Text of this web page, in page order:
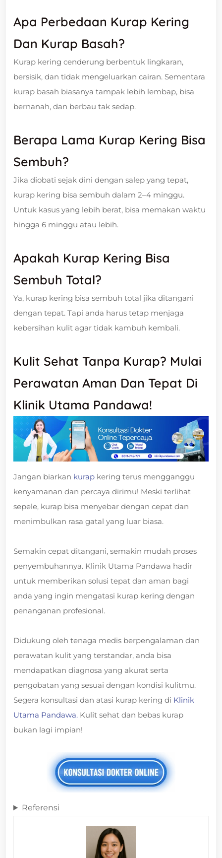
Apa Perbedaan Kurap Kering
Dan Kurap Basah?
Kurap kering cenderung berbentuk lingkaran,
bersisik, dan tidak mengeluarkan cairan. Sementara
kurap basah biasanya tampak lebih lembap, bisa
bernanah, dan berbau tak sedap.
Berapa Lama Kurap Kering Bisa
Sembuh?
Jika diobati sejak dini dengan salep yang tepat,
kurap kering bisa sembuh dalam 2–4 minggu.
Untuk kasus yang lebih berat, bisa memakan waktu
hingga 6 minggu atau lebih.
Apakah Kurap Kering Bisa
Sembuh Total?
Ya, kurap kering bisa sembuh total jika ditangani
dengan tepat. Tapi anda harus tetap menjaga
kebersihan kulit agar tidak kambuh kembali.
Kulit Sehat Tanpa Kurap? Mulai
Perawatan Aman Dan Tepat Di
Klinik Utama Pandawa!
Jangan biarkan kurap kering terus mengganggu
kenyamanan dan percaya dirimu! Meski terlihat
sepele, kurap bisa menyebar dengan cepat dan
menimbulkan rasa gatal yang luar biasa.
Semakin cepat ditangani, semakin mudah proses
penyembuhannya. Klinik Utama Pandawa hadir
untuk memberikan solusi tepat dan aman bagi
anda yang ingin mengatasi kurap kering dengan
penanganan profesional.
Didukung oleh tenaga medis berpengalaman dan
perawatan kulit yang terstandar, anda bisa
mendapatkan diagnosa yang akurat serta
pengobatan yang sesuai dengan kondisi kulitmu.
Segera konsultasi dan atasi kurap kering di Klinik
Utama Pandawa. Kulit sehat dan bebas kurap
bukan lagi impian!
Referensi